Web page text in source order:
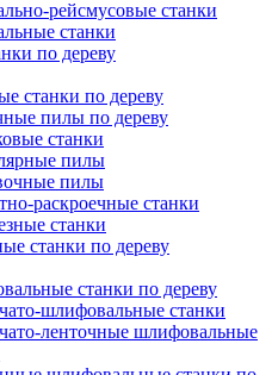
рейсмусовые станки
станки
по дереву
станки по дереву
пилы по дереву
станки
пилы
пилы
раскроечные станки
станки
станки по дереву
станки по дереву
шлифовальные станки
ленточные шлифовальные